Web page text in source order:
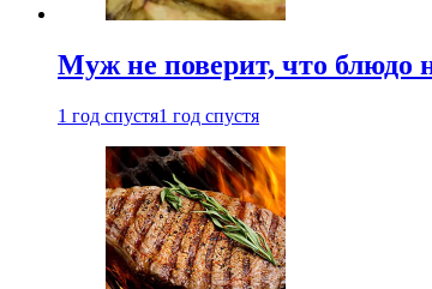
Муж не поверит, что блюдо
1 год спустя1 год спустя